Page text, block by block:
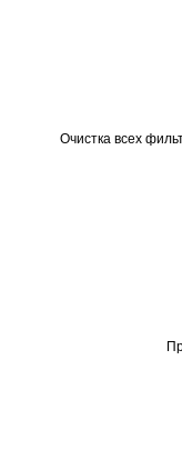
Очистка всех